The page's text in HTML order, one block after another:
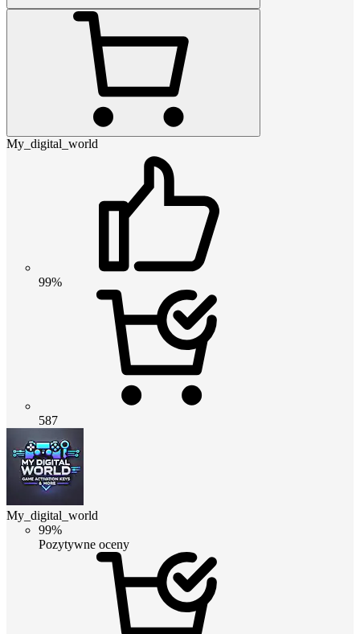
My_digital_world
99%
587
My_digital_world
99%
Pozytywne oceny